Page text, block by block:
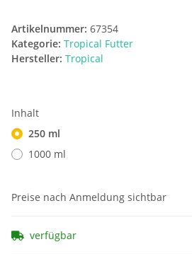
Artikelnummer: 67354
Kategorie: Tropical Futter
Hersteller: Tropical
Inhalt
250 ml
1000 ml
Preise nach Anmeldung sichtbar
verfügbar